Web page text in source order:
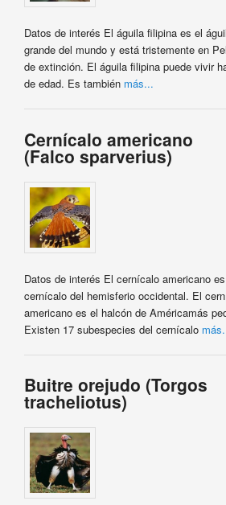
Datos de interés El águila filipina es el
grande del mundo y está tristemente en
de extinción. El águila filipina puede vivir
de edad. Es también más...
Cernícalo americano
(Falco sparverius)
Datos de interés El cernícalo americano
cernícalo del hemisferio occidental. El
americano es el halcón de Américamás
Existen 17 subespecies del cernícalo
Buitre orejudo (Torgos
tracheliotus)